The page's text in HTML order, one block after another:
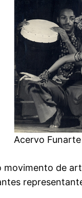
Acervo Funarte
de